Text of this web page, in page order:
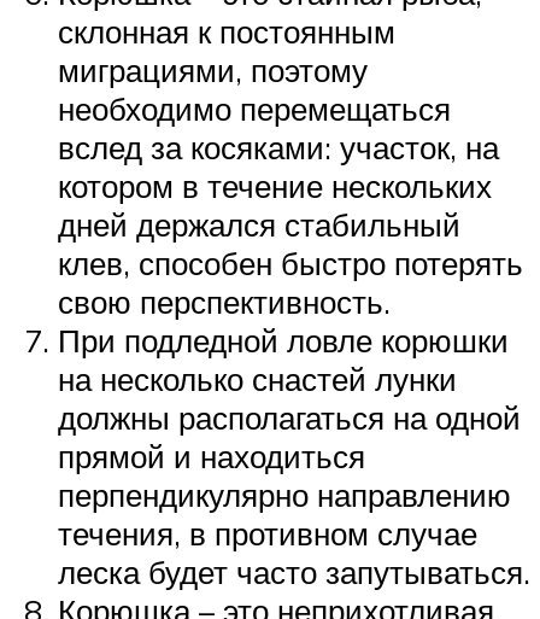
склонная к постоянным
миграциями, поэтому
необходимо перемещаться
вслед за косяками: участок, на
котором в течение нескольких
дней держался стабильный
клев, способен быстро потерять
свою перспективность.
При подледной ловле корюшки
на несколько снастей лунки
должны располагаться на одной
прямой и находиться
перпендикулярно направлению
течения, в противном случае
леска будет часто запутываться.
Корюшка – это неприхотливая